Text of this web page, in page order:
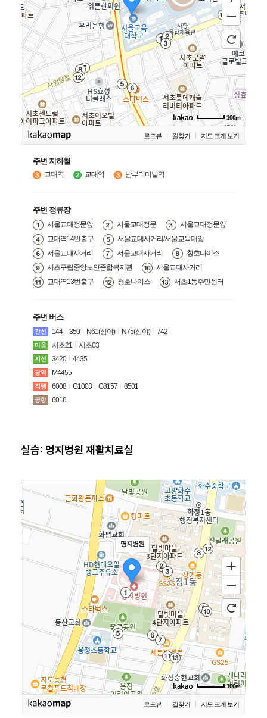
100m
로드뷰 길찾기 지도 크게 보기
주변 지하철
교대역 교대역 남부터미널역
주변 정류장
서울교대정문앞 서울교대정문
서울교대정문앞
교대역14번출구
서울교대사거리/서울교육대앞
서울교대사거리
서울교대사거리
청호나이스
서초구립중앙노인종합복지관
서울교대사거리
교대역13번출구
청호나이스 서초1동주민센터
주변 버스
144 350 N61(심야) N75(심야)
742
서초21
서초03
3420
4435
M4455
6008
G1003 G8157
8501
6016
실습: 명지병원 재활치료실
명지병원
100m
로드뷰 길찾기 지도 크게 보기